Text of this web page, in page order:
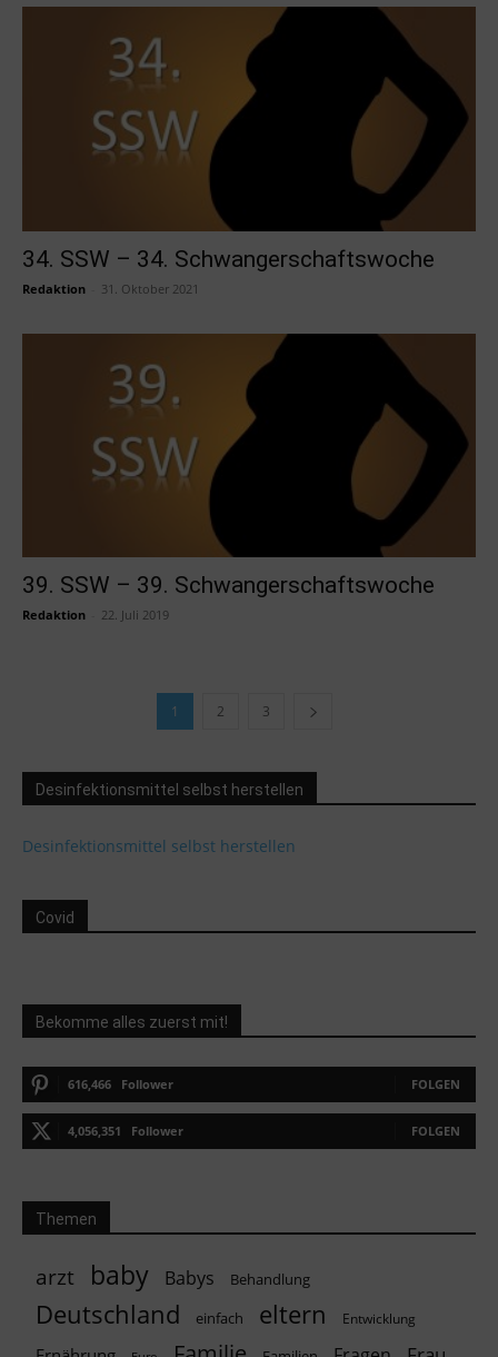
34. SSW – 34. Schwangerschaftswoche
Redaktion 31. Oktober 2021
39. SSW – 39. Schwangerschaftswoche
Redaktion 22. Juli 2019
1 2 3
Desinfektionsmittel selbst herstellen
Desinfektionsmittel selbst herstellen
Covid
Bekomme alles zuerst mit!
616,466 Follower FOLGEN
4,056,351 Follower FOLGEN
Themen
arzt baby Babys Behandlung
Deutschland einfach eltern Entwicklung